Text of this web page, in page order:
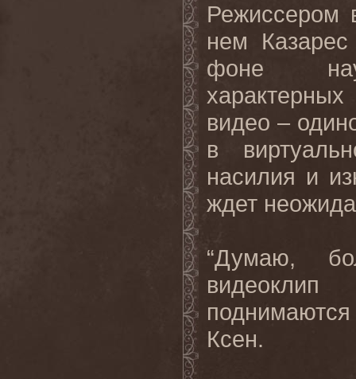
Режиссером
нем
фоне
видео –
в
насилия и
ждет
“Думаю,
Ксен.